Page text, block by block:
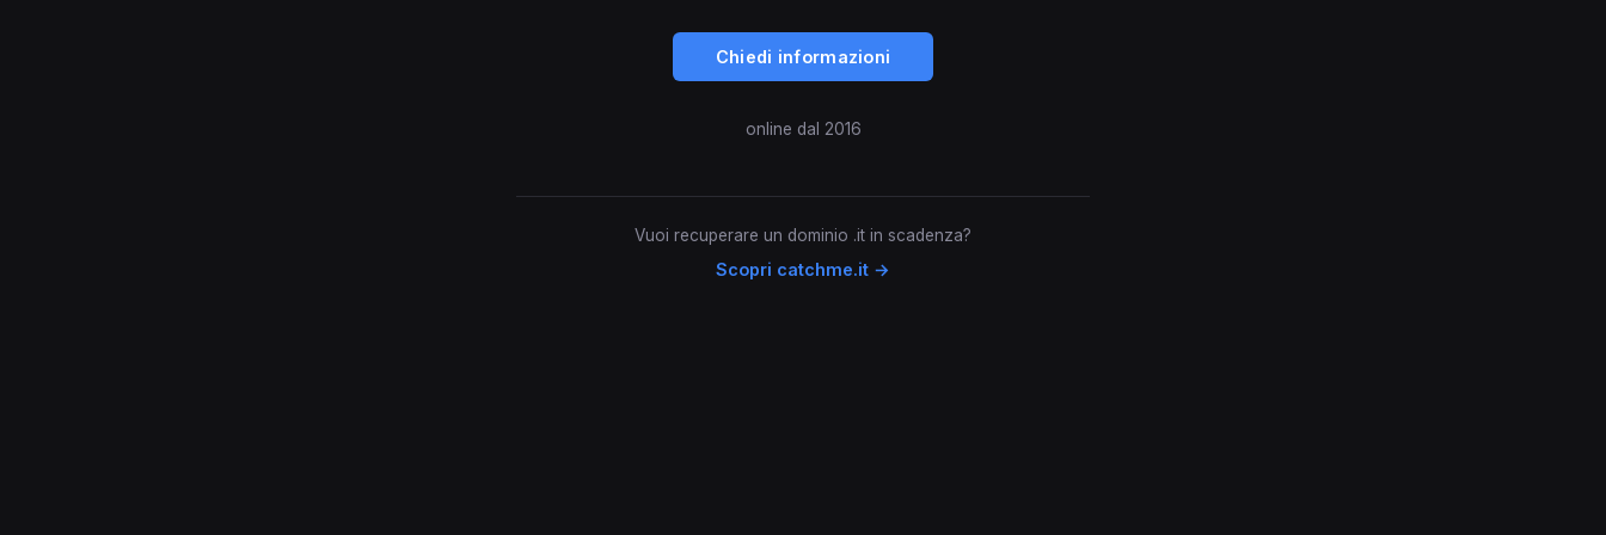
Chiedi informazioni
online dal 2016
Vuoi recuperare un dominio .it in scadenza?
Scopri catchme.it →